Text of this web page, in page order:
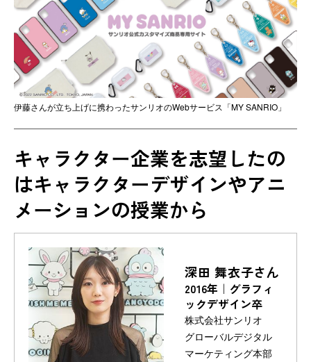
伊藤さんが立ち上げに携わったサンリオのWebサービス「MY SANRIO」
キャラクター企業を志望したの
はキャラクターデザインやアニ
メーションの授業から
深田 舞衣子さん
2016年｜グラフィ
ックデザイン卒
株式会社サンリオ
グローバルデジタル
マーケティング本部